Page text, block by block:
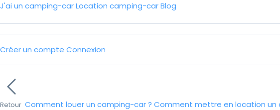
J'ai un camping-carLocation camping-carBlog
Créer un compte Connexion
Retour Comment louer un camping-car ? Comment mettre en location un